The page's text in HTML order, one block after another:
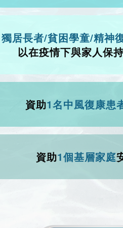
居長者/貧困學童/精神
以在疫情下與家人保
資助1名中風復康患
資助1個基層家庭